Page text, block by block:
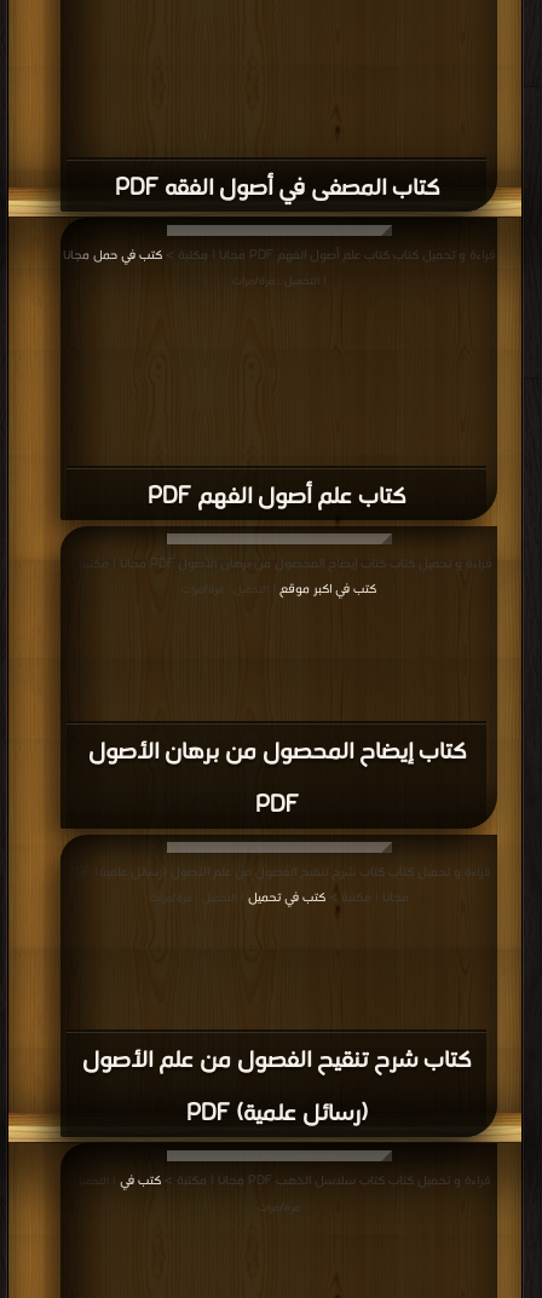
كتاب المصفى في أصول الفقه PDF
كتاب علم أصول الفهم PDF
قراءة و تحميل كتاب كتاب علم أصول الفهم PDF مجانا | مكتبة > كتب في حمل مجانا
| التحميل : مرة/مرات
كتاب إيضاح المحصول من برهان الأصول
PDF
قراءة و تحميل كتاب كتاب إيضاح المحصول من برهان الأصول PDF مجانا | مكتبة >
كتب في اكبر موقع
| التحميل : مرة/مرات
كتاب شرح تنقيح الفصول من علم الأصول
(رسائل علمية) PDF
مجانا | مكتبة >كتب في تحميل | التحميل : مرة/مرات
قراءة و تحميل كتاب كتاب سلاسل الذهب PDF مجانا | مكتبة > كتب في | التحميل :
مرة/مرات